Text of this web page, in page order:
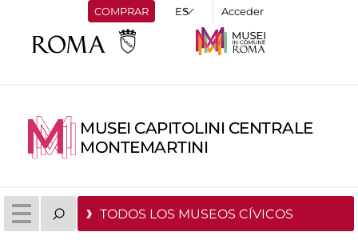
COMPRAR Acceder
MUSEI CAPITOLINI CENTRALE
MONTEMARTINI
TODOS LOS MUSEOS CÍVICOS